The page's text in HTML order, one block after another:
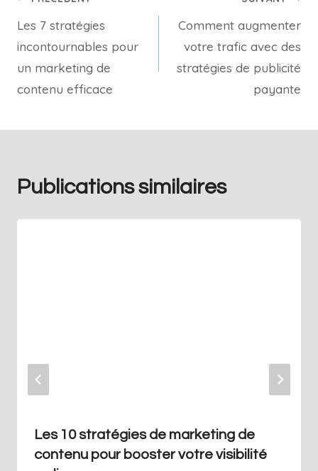
Les 7 stratégies
incontournables pour
un marketing de
contenu efficace
Comment augmenter
votre trafic avec des
stratégies de publicité
payante
Publications similaires
Les 10 stratégies de marketing de
contenu pour booster votre visibilité